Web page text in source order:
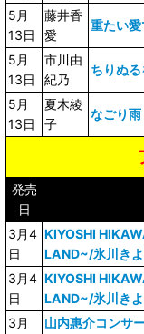
5月
13日
藤井香
愛
重たい
5月
13日
市川由
紀乃
ちりぬる
5月
13日
夏木綾
子
なごり雨
発売
日
3月4
日
KIYOSHI
LAND~/氷川き
3月4
日
KIYOSHI
LAND~/氷川き
3月
山内惠介コンサ